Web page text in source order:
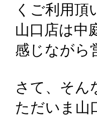
くご利用頂
山口店は中
感じながら
さて、そん
ただいま山